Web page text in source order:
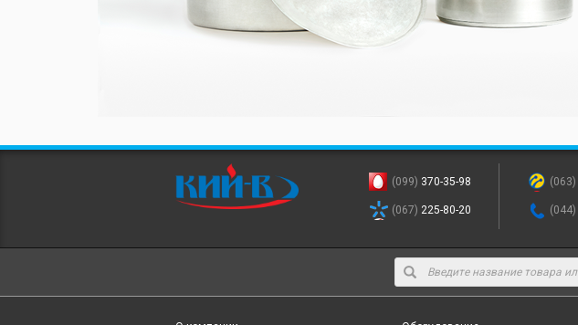
(063)
(044)
(099) 370-35-98
(067) 225-80-20